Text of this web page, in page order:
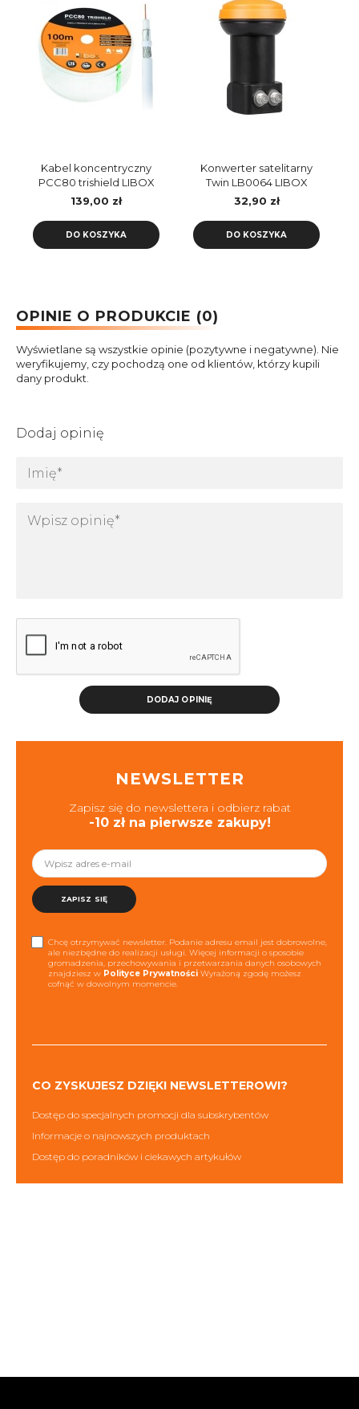
Kabel koncentryczny
PCC80 trishield LIBOX
rolka 100m
139,00 zł
DO KOSZYKA
Konwerter satelitarny
Twin LB0064 LIBOX
32,90 zł
DO KOSZYKA
OPINIE O PRODUKCIE (0)
Wyświetlane są wszystkie opinie (pozytywne i negatywne). Nie
weryfikujemy, czy pochodzą one od klientów, którzy kupili
dany produkt.
Dodaj opinię
DODAJ OPINIĘ
NEWSLETTER
Zapisz się do newslettera i odbierz rabat
-10 zł na pierwsze zakupy!
ZAPISZ SIĘ
Chcę otrzymywać newsletter. Podanie adresu email jest dobrowolne,
ale niezbędne do realizacji usługi. Więcej informacji o sposobie
gromadzenia, przechowywania i przetwarzania danych osobowych
znajdziesz w Polityce Prywatności Wyrażoną zgodę możesz
cofnąć w dowolnym momencie.
CO ZYSKUJESZ DZIĘKI NEWSLETTEROWI?
Dostęp do specjalnych promocji dla subskrybentów
Informacje o najnowszych produktach
Dostęp do poradników i ciekawych artykułów